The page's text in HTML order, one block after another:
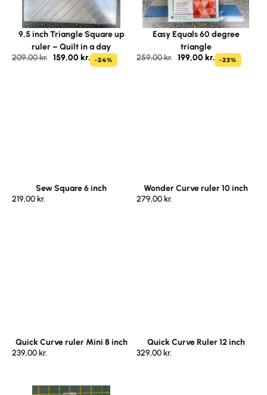
9,5 inch Triangle Square up
ruler – Quilt in a day
209,00kr. 159,00 kr. -24%
Easy Equals 60 degree
triangle
259,00kr. 199,00 kr. -23%
Sew Square 6 inch
219,00 kr.
Wonder Curve ruler 10 inch
279,00 kr.
Quick Curve ruler Mini 8 inch
239,00 kr.
Quick Curve Ruler 12 inch
329,00 kr.